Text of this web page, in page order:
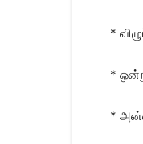
*
*
*